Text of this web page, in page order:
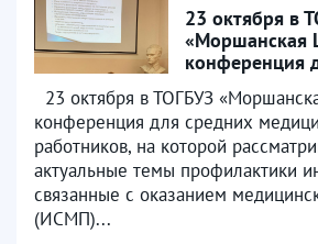
23 октября в
«Моршанская
конференция
23 октября в ТОГБУЗ
конференция для средних
работников, на которой
актуальные темы профилактики
связанные с оказанием
(ИСМП)...